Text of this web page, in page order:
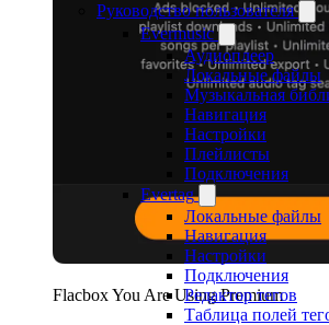
Руководство пользователя
Evermusic
Аудиоплеер
Локальные файлы
Музыкальная
Навигация
Настройки
Плейлисты
Подключения
Evertag
Локальные файлы
Навигация
Настройки
Подключения
Редактор тегов
Таблица полей
Flacbox You Are Using Premium